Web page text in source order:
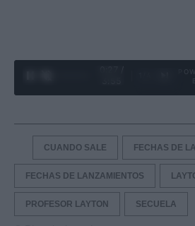
CUANDO SALE FECHAS DE
FECHAS DE LANZAMIENTOS
PROFESOR LAYTON SECUELA